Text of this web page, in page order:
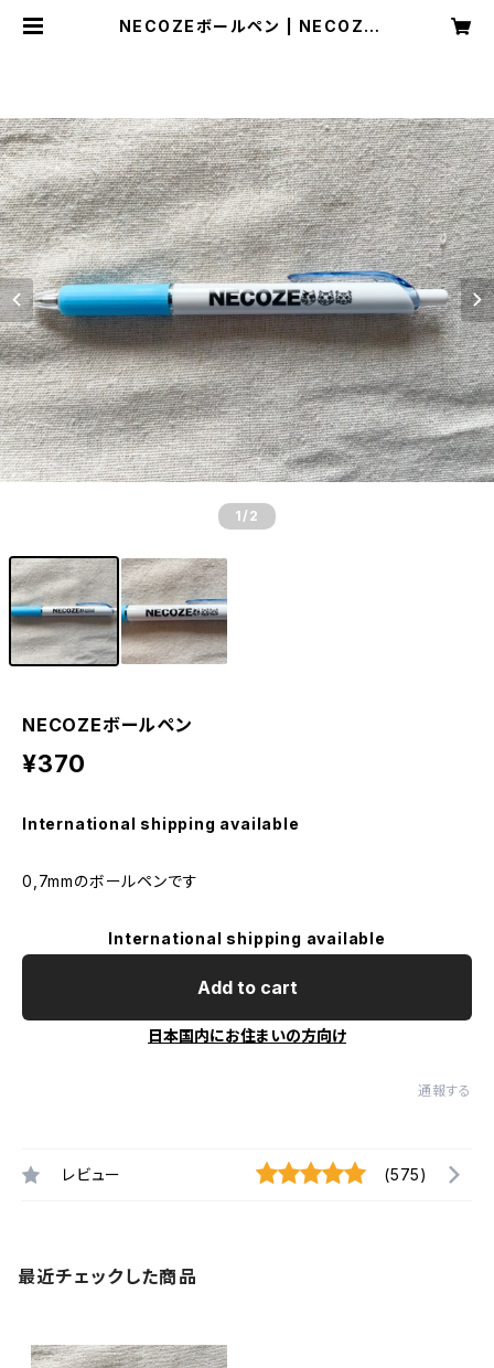
NECOZEボールペン | NECOZE
1 /2
NECOZEボールペン
¥370
International shipping available
0,7mmのボールペンです
International shipping available
Add to cart
日本国内にお住まいの方向け
通報する
レビュー (575)
最近チェックした商品